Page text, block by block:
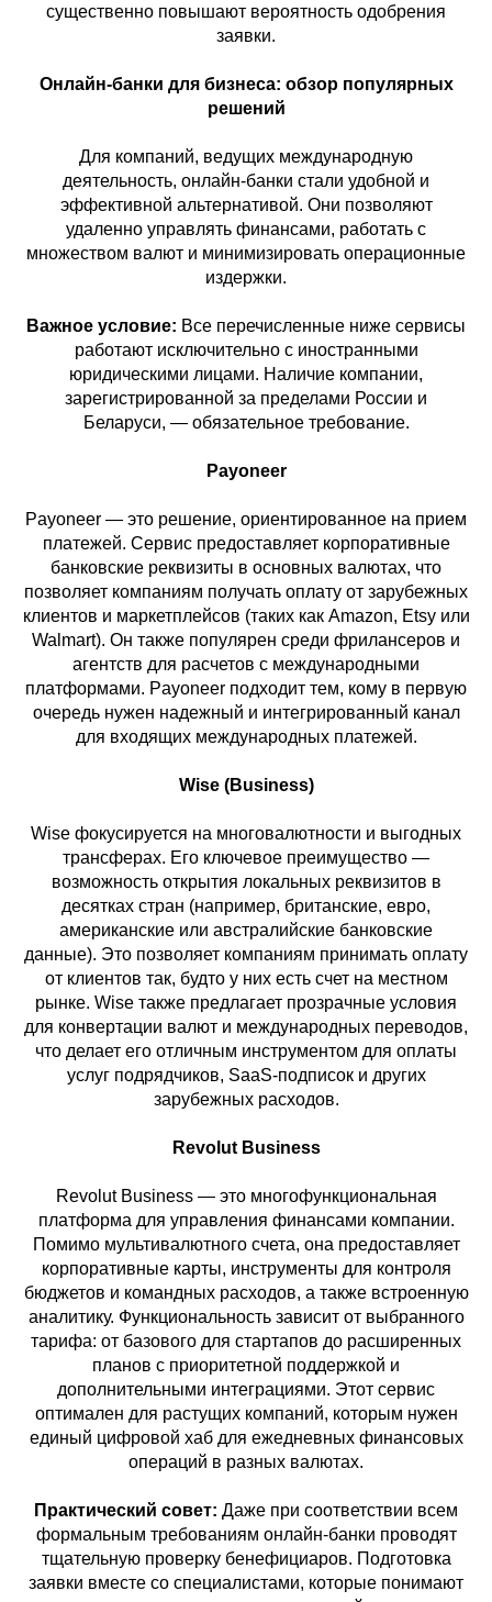
существенно повышают вероятность одобрения
заявки.
Онлайн-банки для бизнеса: обзор популярных
решений
Для компаний, ведущих международную
деятельность, онлайн-банки стали удобной и
эффективной альтернативой. Они позволяют
удаленно управлять финансами, работать с
множеством валют и минимизировать операционные
издержки.
Важное условие: Все перечисленные ниже сервисы
работают исключительно с иностранными
юридическими лицами. Наличие компании,
зарегистрированной за пределами России и
Беларуси, — обязательное требование.
Payoneer
Payoneer — это решение, ориентированное на прием
платежей. Сервис предоставляет корпоративные
банковские реквизиты в основных валютах, что
позволяет компаниям получать оплату от зарубежных
клиентов и маркетплейсов (таких как Amazon, Etsy или
Walmart). Он также популярен среди фрилансеров и
агентств для расчетов с международными
платформами. Payoneer подходит тем, кому в первую
очередь нужен надежный и интегрированный канал
для входящих международных платежей.
Wise (Business)
Wise фокусируется на многовалютности и выгодных
трансферах. Его ключевое преимущество —
возможность открытия локальных реквизитов в
десятках стран (например, британские, евро,
американские или австралийские банковские
данные). Это позволяет компаниям принимать оплату
от клиентов так, будто у них есть счет на местном
рынке. Wise также предлагает прозрачные условия
для конвертации валют и международных переводов,
что делает его отличным инструментом для оплаты
услуг подрядчиков, SaaS-подписок и других
зарубежных расходов.
Revolut Business
Revolut Business — это многофункциональная
платформа для управления финансами компании.
Помимо мультивалютного счета, она предоставляет
корпоративные карты, инструменты для контроля
бюджетов и командных расходов, а также встроенную
аналитику. Функциональность зависит от выбранного
тарифа: от базового для стартапов до расширенных
планов с приоритетной поддержкой и
дополнительными интеграциями. Этот сервис
оптимален для растущих компаний, которым нужен
единый цифровой хаб для ежедневных финансовых
операций в разных валютах.
Практический совет: Даже при соответствии всем
формальным требованиям онлайн-банки проводят
тщательную проверку бенефициаров. Подготовка
заявки вместе со специалистами, которые понимают